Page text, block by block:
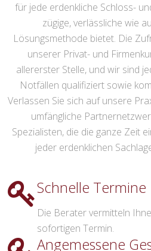
für jede erdenkliche Schloss-
zügige, verlässliche wie
Lösungsmethode bietet. Die
unserer Privat- und
allererster Stelle, und wir sind
Notfällen qualifiziert sowie
Verlassen Sie sich auf unsere
umfängliche
Spezialisten, die die ganze Zeit
jeder erdenklichen
Schnelle Termine
Die Berater vermitteln
sofortigen Termin.
Angemessene